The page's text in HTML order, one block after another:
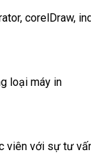
corelDraw,
loại máy in
viên với sự tư